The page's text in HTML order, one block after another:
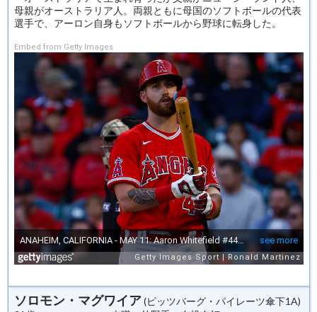
母親がオーストラリア人。両親ともに母国のソフトボールの代表
選手で、アーロン自身もソフトボールから野球に転身した。
Embed from Getty Images
ソロモン・マグワイア(ピッツバーグ・パイレーツ傘下1A)